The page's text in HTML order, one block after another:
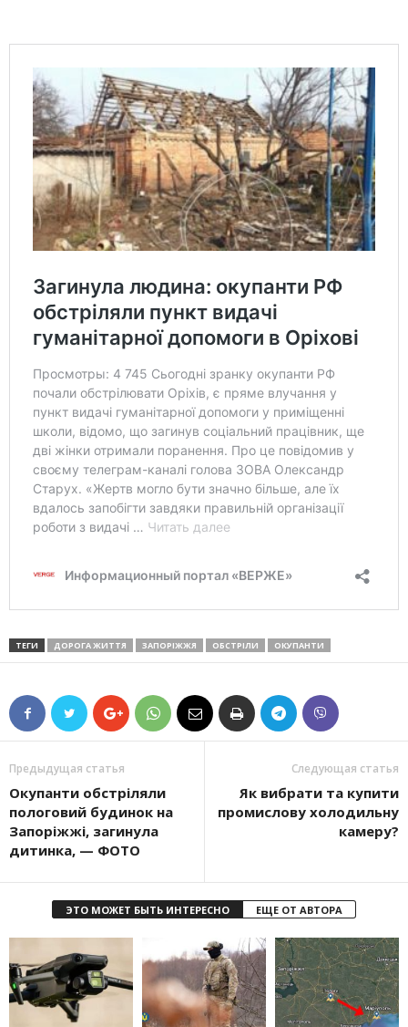
ТЕГИ ДОРОГА ЖИТТЯ ЗАПОРІЖЖЯ ОБСТРІЛИ ОКУПАНТИ
Предыдущая статья
Окупанти обстріляли
пологовий будинок на
Запоріжжі, загинула
дитинка, — ФОТО
Следующая статья
Як вибрати та купити
промислову холодильну
камеру?
ЭТО МОЖЕТ БЫТЬ ИНТЕРЕСНО ЕЩЕ ОТ АВТОРА